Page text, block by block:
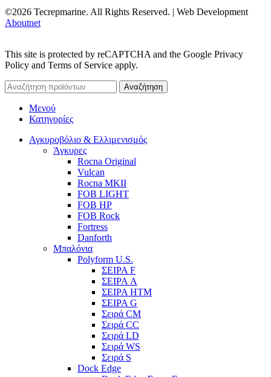
©2026 Tecrepmarine. All Rights Reserved. | Web Development
Aboutnet
This site is protected by reCAPTCHA and the Google Privacy
Policy and Terms of Service apply.
Αναζήτηση
Μενού
Κατηγορίες
Αγκυροβόλιο & Ελλιμενισμός
Άγκυρες
Rocna Original
Vulcan
Rocna MKII
FOB LIGHT
FOB HP
FOB Rock
Fortress
Danforth
Μπαλόνια
Polyform U.S.
ΣΕΙΡΑ F
ΣΕΙΡΑ A
ΣΕΙΡΑ HTM
ΣΕΙΡΑ G
Σειρά CM
Σειρά CC
Σειρά LD
Σειρά WS
Σειρά S
Dock Edge